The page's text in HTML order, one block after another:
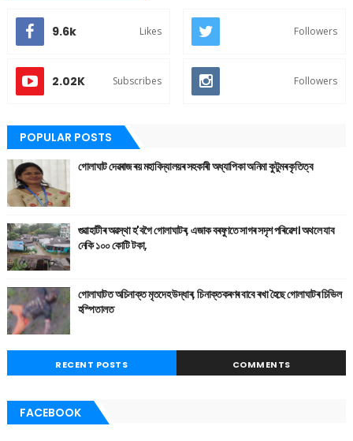
9.6k Likes Followers
2.02K Subscribes Followers
POPULAR POSTS
গোলাঘাট দেৱৰাজ ৰয় মহাবিদ্যালয়ৰ সহকাৰী অধ্যাপিকা অনিমা কুটুমৰ কৃতিত্ব
গুৱাহাটীৰ অৱস্থা হ'বগৈ গোলাঘাটৰ, এজাক বৰষুণতে সাগৰ সদৃশ পৰিৱেশ। অথলে যাব
নেকি ১০০ কোটি টকা,
গোলাঘাটত অচিনাক্ত মৃতদেহ উদ্ধাৰ, চিনাক্তকৰণৰ বাবে ৰখা হৈছে গোলাঘাটৰ চিভিল
হস্পিতালত
RECENT POSTS COMMENTS
FACEBOOK